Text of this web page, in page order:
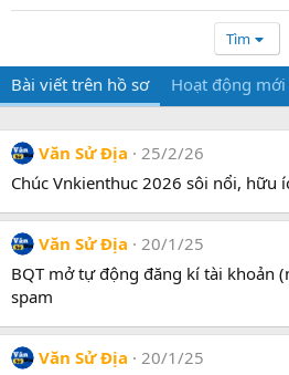
Tìm
Bài viết trên hồ sơ Hoạt động
Văn Sử Địa
25/2/26
Chúc Vnkienthuc 2026 sôi nổi, hữu
Văn Sử Địa
20/1/25
BQT mở tự động đăng kí tài khoản
spam
Văn Sử Địa
20/1/25